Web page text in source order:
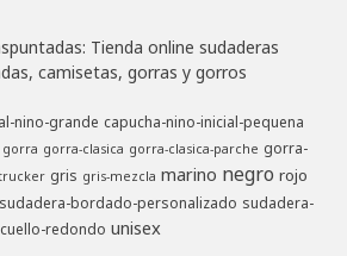
Tienda online sudaderas
camisetas, gorras y gorros
nino-grande capucha-nino-inicial-pequena
gorra gorra-clasica gorra-clasica-parche gorra-
gris gris-mezcla marino negro rojo
sudadera-bordado-personalizado sudadera-
cuello-redondo unisex